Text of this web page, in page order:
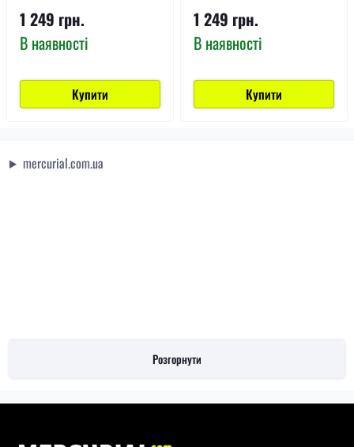
1 249 грн.
В наявності
Купити
1 249 грн.
В наявності
Купити
mercurial.com.ua
Розгорнути